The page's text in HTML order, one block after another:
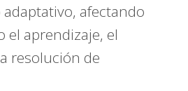
afectando
el aprendizaje, el
resolución de